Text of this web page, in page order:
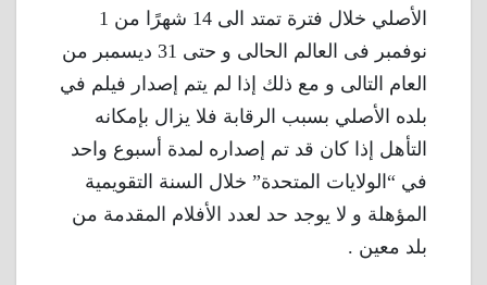
الأصلي خلال فترة تمتد الى 14 شهرًا من 1
نوفمبر فى العالم الحالى و حتى 31 ديسمبر من
العام التالى و مع ذلك إذا لم يتم إصدار فيلم في
بلده الأصلي بسبب الرقابة فلا يزال بإمكانه
التأهل إذا كان قد تم إصداره لمدة أسبوع واحد
في “الولايات المتحدة” خلال السنة التقويمية
المؤهلة و لا يوجد حد لعدد الأفلام المقدمة من
بلد معين .